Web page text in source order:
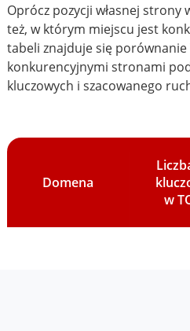
Oprócz pozycji własnej strony
też, w którym miejscu jest
tabeli znajduje się
konkurencyjnymi stronami
kluczowych i szacowanego
Domena
w